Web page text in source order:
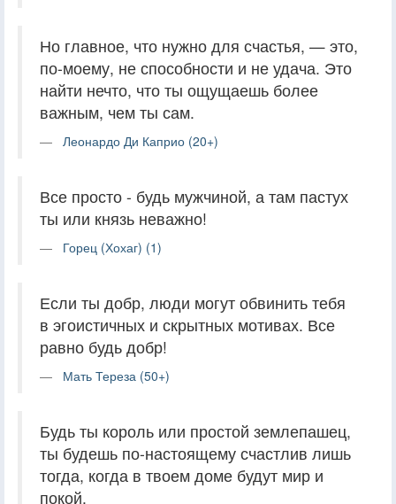
Но главное, что нужно для счастья, — это,
по-моему, не способности и не удача. Это
найти нечто, что ты ощущаешь более
важным, чем ты сам.
Леонардо Ди Каприо (20+)
Все просто - будь мужчиной, а там пастух
ты или князь неважно!
Горец (Хохаг) (1)
Если ты добр, люди могут обвинить тебя
в эгоистичных и скрытных мотивах. Все
равно будь добр!
Мать Тереза (50+)
Будь ты король или простой землепашец,
ты будешь по-настоящему счастлив лишь
тогда, когда в твоем доме будут мир и
покой.